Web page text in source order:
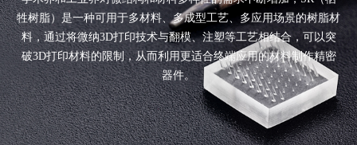
牲树脂）是一种可用于多材料、多成型工艺、多应用场景的树脂材
料，通过将微纳3D打印技术与翻模、注塑等工艺相结合，可以突
破3D打印材料的限制，从而利用更适合终端应用的材料制作精密
器件。